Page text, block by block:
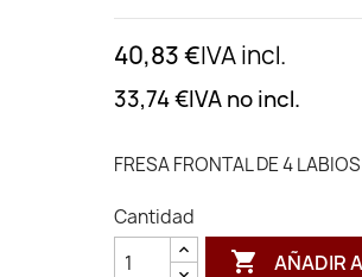
40,83 €IVA incl.
33,74 €IVA no incl.
FRESA FRONTAL DE 4
Cantidad
 AÑADIR